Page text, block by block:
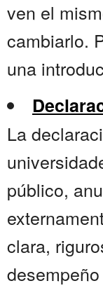
ven el
cambiarlo.
una
La
público,
clara,